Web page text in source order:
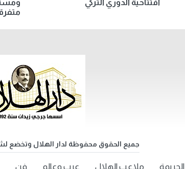
افتتاحية الدوري التركي
جميع الحقوق محفوظة لدار الهلال وتخضع
الجريمة ملاعب الهلال عرب وعالم فن